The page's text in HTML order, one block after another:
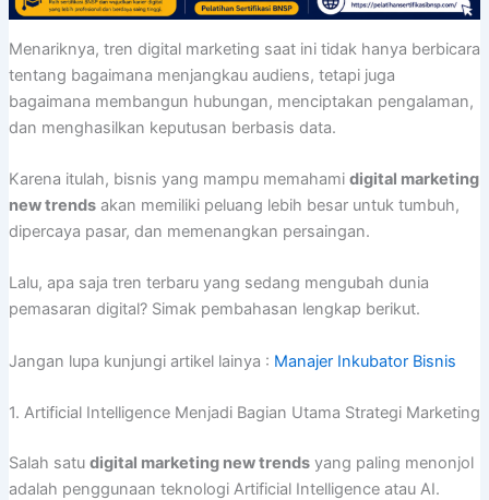
Menariknya, tren digital marketing saat ini tidak hanya berbicara
tentang bagaimana menjangkau audiens, tetapi juga
bagaimana membangun hubungan, menciptakan pengalaman,
dan menghasilkan keputusan berbasis data.
Karena itulah, bisnis yang mampu memahami digital marketing
new trendsakan memiliki peluang lebih besar untuk tumbuh,
dipercaya pasar, dan memenangkan persaingan.
Lalu, apa saja tren terbaru yang sedang mengubah dunia
pemasaran digital? Simak pembahasan lengkap berikut.
Jangan lupa kunjungi artikel lainya : Manajer Inkubator Bisnis
1. Artificial Intelligence Menjadi Bagian Utama Strategi Marketing
Salah satu digital marketing new trendsyang paling menonjol
adalah penggunaan teknologi Artificial Intelligence atau AI.